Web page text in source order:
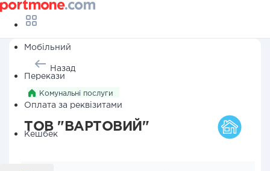
Мобільний
Перекази
Оплата за реквізитами
Кешбек
Назад
Комунальні послуги
ТОВ "ВАРТОВИЙ"